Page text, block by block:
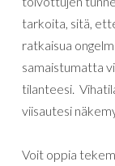
tarkoita, sitä,
ratkaisua
samaistumatta
tilanteesi.
viisautesi
Voit oppia